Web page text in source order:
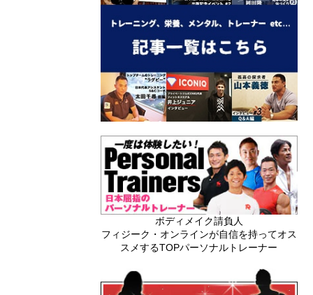
ボディメイク請負人
フィジーク・オンラインが自信を持ってオス
スメするTOPパーソナルトレーナー